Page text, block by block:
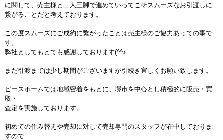
に関して、売主様と二人三脚で進めていってこそスムーズなお引渡しに
繋がることだと考えております。
この度スムーズにご成約に繋がったことは売主様のご協力あっての事で
す。
弊社としてもとても感謝しております(^^♪
まだ引渡までは少し期間がございますが引続き宜しくお願い致します。
ピースホームでは地域密着をもとに、堺市を中心とし積極的に販売・買
取・
査定を実施しております。
初めての住み替えや売却に対して売却専門のスタッフが在中しておりま
すので